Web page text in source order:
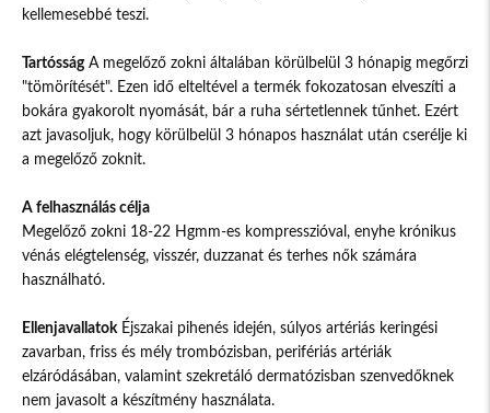
kellemesebbé teszi.
Tartósság A megelőző zokni általában körülbelül 3 hónapig megőrzi
"tömörítését". Ezen idő elteltével a termék fokozatosan elveszíti a
bokára gyakorolt nyomását, bár a ruha sértetlennek tűnhet. Ezért
azt javasoljuk, hogy körülbelül 3 hónapos használat után cserélje ki
a megelőző zoknit.
A felhasználás célja
Megelőző zokni 18-22 Hgmm-es kompresszióval, enyhe krónikus
vénás elégtelenség, visszér, duzzanat és terhes nők számára
használható.
Ellenjavallatok Éjszakai pihenés idején, súlyos artériás keringési
zavarban, friss és mély trombózisban, perifériás artériák
elzáródásában, valamint szekretáló dermatózisban szenvedőknek
nem javasolt a készítmény használata.